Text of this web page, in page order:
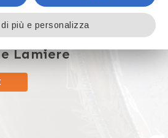
Lamiere
più e personalizza